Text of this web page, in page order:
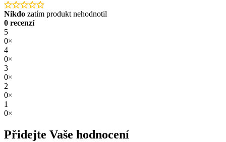
Nikdo zatím produkt nehodnotil
0 recenzí
5
0×
4
0×
3
0×
2
0×
1
0×
Přidejte Vaše hodnocení